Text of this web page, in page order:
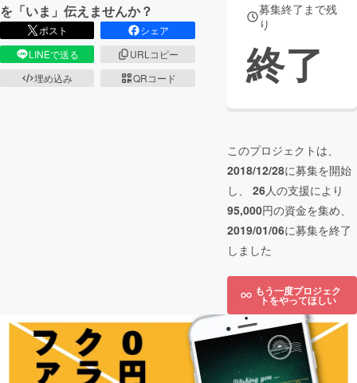
を「いま」伝えませんか？
ポスト
シェア
LINEで送る
URLコピー
埋め込み
QRコード
募集終了まで残
り
終了
このプロジェクトは、
2018/12/28に募集を開始
し、 26人の支援により
95,000円の資金を集め、
2019/01/06に募集を終了
しました
もう一度プロジェク
トをやってほしい